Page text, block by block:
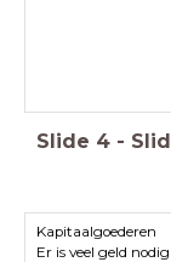
Slide 4 -
Kapitaalgoederen
Er is veel geld